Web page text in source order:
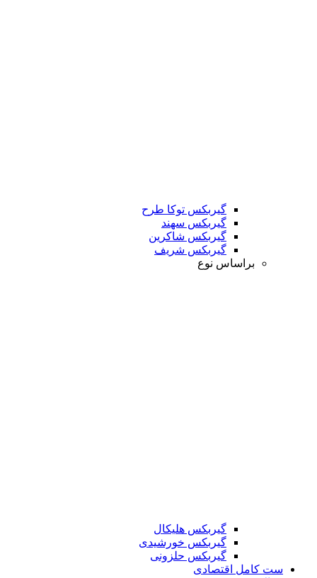
گیربکس توکا طرح
گیربکس سهند
گیربکس شاکرین
گیربکس شریف
براساس نوع
گیربکس هلیکال
گیربکس خورشیدی
گیربکس حلزونی
ست کامل اقتصادی